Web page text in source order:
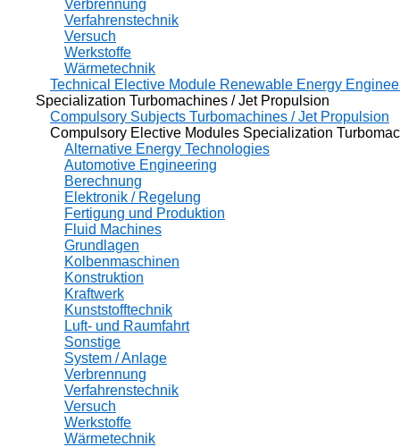
Verbrennung
Verfahrenstechnik
Versuch
Werkstoffe
Wärmetechnik
Technical Elective Module Renewable Energy
Specialization Turbomachines / Jet Propulsion
Compulsory Subjects Turbomachines / Jet Propulsion
Compulsory Elective Modules Specialization
Alternative Energy Technologies
Automotive Engineering
Berechnung
Elektronik / Regelung
Fertigung und Produktion
Fluid Machines
Grundlagen
Kolbenmaschinen
Konstruktion
Kraftwerk
Kunststofftechnik
Luft- und Raumfahrt
Sonstige
System / Anlage
Verbrennung
Verfahrenstechnik
Versuch
Werkstoffe
Wärmetechnik